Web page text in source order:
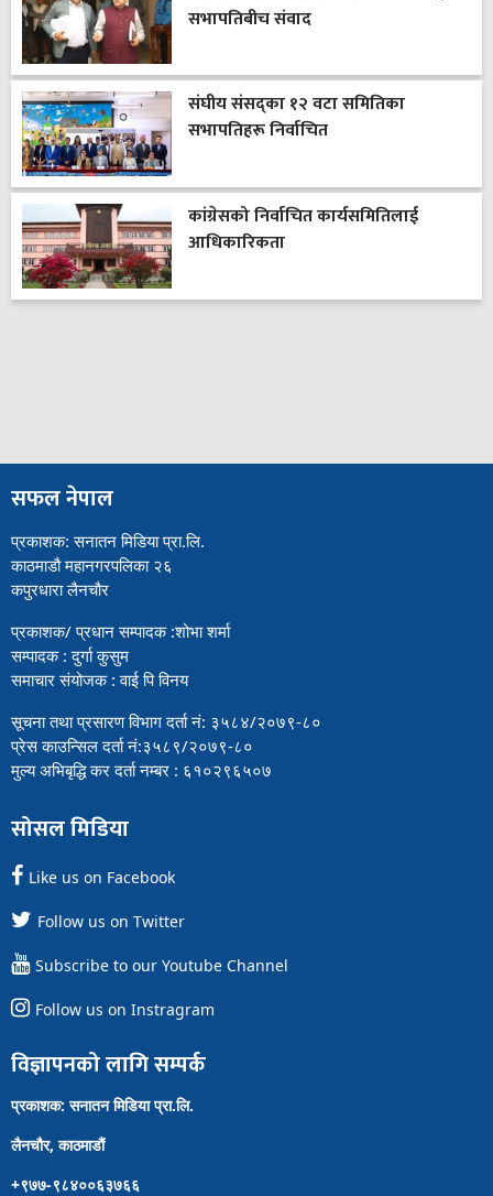
सभापतिबीच संवाद
संघीय संसद्का १२ वटा समितिका
सभापतिहरू निर्वाचित
कांग्रेसको निर्वाचित कार्यसमितिलाई
आधिकारिकता
सफल नेपाल
प्रकाशक: सनातन मिडिया प्रा.लि.
काठमाडौ महानगरपलिका २६
कपुरधारा लैनचौर
प्रकाशक/ प्रधान सम्पादक :शोभा शर्मा
सम्पादक : दुर्गा कुसुम
समाचार संयोजक : वाई पि विनय
सूचना तथा प्रसारण विभाग दर्ता नं: ३५८४/२०७९-८०
प्रेस काउन्सिल दर्ता नं:३५८९/२०७९-८०
मुल्य अभिबृद्धि कर दर्ता नम्बर : ६१०२९६५०७
सोसल मिडिया
Like us on Facebook
Follow us on Twitter
Subscribe to our Youtube Channel
Follow us on Instragram
विज्ञापनको लागि सम्पर्क
प्रकाशक: सनातन मिडिया प्रा.लि.
लैनचौर, काठमाडौं
+९७७-९८४००६३७६६